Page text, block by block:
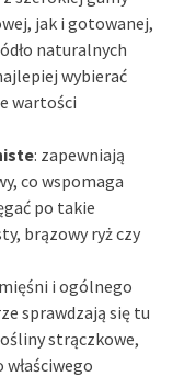
jak i gotowanej,
naturalnych
wybierać
wartości
: zapewniają
co wspomaga
po takie
brązowy ryż czy
i ogólnego
sprawdzają się tu
strączkowe,
właściwego